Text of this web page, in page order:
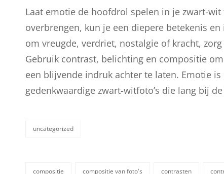
Laat emotie de hoofdrol spelen in je zwart-
overbrengen, kun je een diepere betekenis
om vreugde, verdriet, nostalgie of kracht,
Gebruik contrast, belichting en compositie
een blijvende indruk achter te laten. Emotie
gedenkwaardige zwart-witfoto’s die lang bij
categorieën
uncategorized
compositie compositie van foto's contrasten